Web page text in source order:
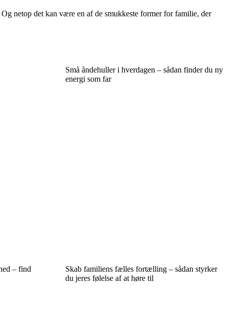
netop det kan være en af de smukkeste former for familie, der
Små åndehuller i hverdagen – sådan finder du ny
energi som far
– find
Skab familiens fælles fortælling – sådan styrker
du jeres følelse af at høre til